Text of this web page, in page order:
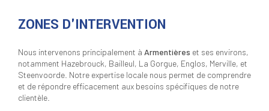
ZONES D'INTERVENTION
Nous intervenons principalement à Armentières et ses environs,
notamment Hazebrouck, Bailleul, La Gorgue, Englos, Merville, et
Steenvoorde. Notre expertise locale nous permet de comprendre
et de répondre efficacement aux besoins spécifiques de notre
clientèle.